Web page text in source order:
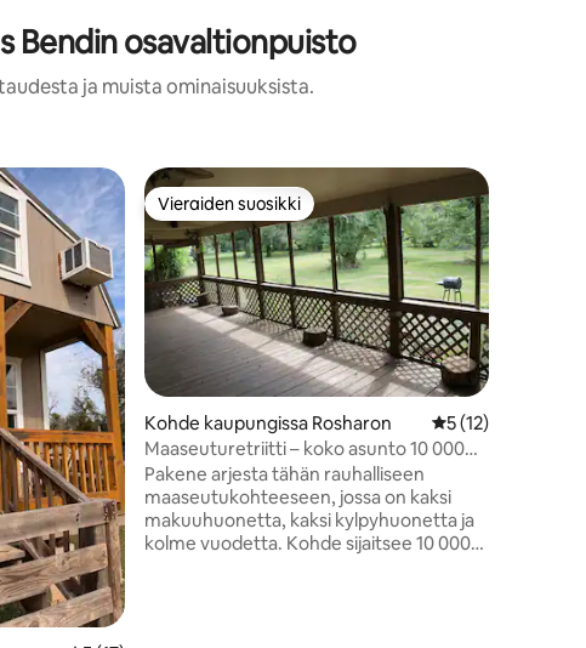
Bendin osavaltionpuisto
ja muista ominaisuuksista.
Vieraiden suosikki
Vieraiden suosikki
Kohde kaupungissa Rosharon Keskimääräinen
5 (12)
Maaseuturetriitti – koko asunto 10 000
neliömetrin tontilla
Pakene arjesta tähän rauhalliseen
maaseutukohteeseen, jossa on kaksi
makuuhuonetta, kaksi kylpyhuonetta ja
kolme vuodetta. Kohde sijaitsee 10 000